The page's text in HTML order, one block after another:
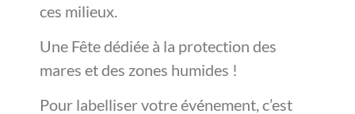
ces milieux.
Une Fête dédiée à la protection des
mares et des zones humides !
Pour labelliser votre événement, c’est